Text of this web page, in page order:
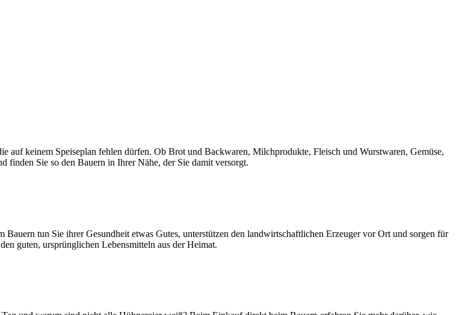
keinem Speiseplan fehlen dürfen. Ob Brot und Backwaren, Milchprodukte, Fleisch und Wurstwaren, Gemüse,
finden Sie so den Bauern in Ihrer Nähe, der Sie damit versorgt.
tun Sie ihrer Gesundheit etwas Gutes, unterstützen den landwirtschaftlichen Erzeuger vor Ort und sorgen für
guten, ursprünglichen Lebensmitteln aus der Heimat.